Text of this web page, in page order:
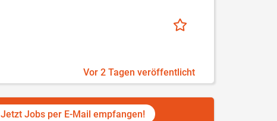
Vor 2 Tagen veröffentlicht
Jetzt Jobs per E-Mail empfangen!